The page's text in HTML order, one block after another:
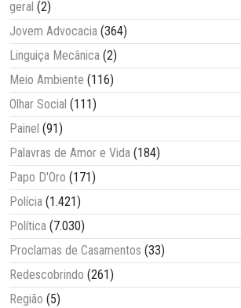
geral (2)
Jovem Advocacia (364)
Linguiça Mecânica (2)
Meio Ambiente (116)
Olhar Social (111)
Painel (91)
Palavras de Amor e Vida (184)
Papo D'Oro (171)
Polícia (1.421)
Política (7.030)
Proclamas de Casamentos (33)
Redescobrindo (261)
Região (5)